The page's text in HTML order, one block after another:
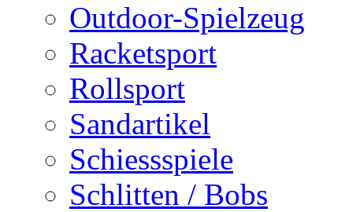
Outdoor-Spielzeug
Racketsport
Rollsport
Sandartikel
Schiessspiele
Schlitten / Bobs